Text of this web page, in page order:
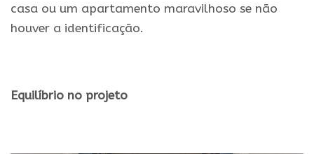
casa ou um apartamento maravilhoso se não
houver a identificação.
Equilíbrio no projeto